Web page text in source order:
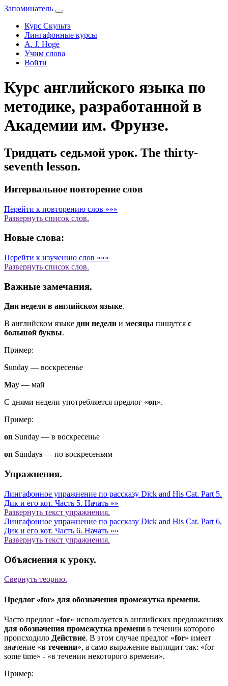
Запоминатель
Курс Скультэ
Лингафонные курсы
A. J. Hoge
Учим слова
Войти
Курс английского языка по
методике, разработанной в
Академии им. Фрунзе.
Тридцать седьмой урок. The thirty-
seventh lesson.
Интервальное повторение слов
Перейти к повторению слов »»»
Развернуть список слов.
Новые слова:
Перейти к изучению слов »»»
Развернуть список слов.
Важные замечания.
Дни недели в английском языке.
В английском языке дни недели и месяцы пишутся с
большой буквы.
Пример:
Sunday — воскресенье
May — май
С днями недели употребляется предлог «on».
Пример:
on Sunday — в воскресенье
on Sundays — по воскресеньям
Упражнения.
Лингафонное упражнение по рассказу Dick and His Cat. Part 5.
Дик и его кот. Часть 5. Начать »»
Развернуть текст упражнения.
Лингафонное упражнение по рассказу Dick and His Cat. Part 6.
Дик и его кот. Часть 6. Начать »»
Развернуть текст упражнения.
Объяснения к уроку.
Свернуть теорию.
Предлог «for» для обозначения промежутка времени.
Часто предлог «for» используется в английских предложениях
для обозначения промежутка времени в течении которого
происходило Действие. В этом случае предлог «for» имеет
значение «в течении», а само выражение выглядит так: «for
some time» - «в течении некоторого времени».
Пример: